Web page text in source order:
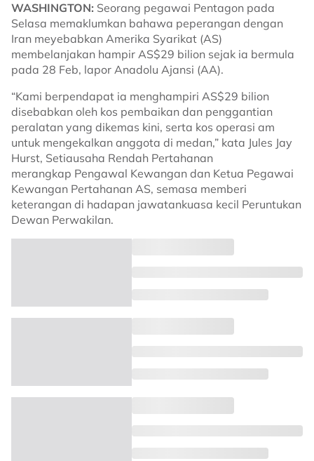
WASHINGTON: Seorang pegawai Pentagon pada
Selasa memaklumkan bahawa peperangan dengan
Iran meyebabkan Amerika Syarikat (AS)
membelanjakan hampir AS$29 bilion sejak ia bermula
pada 28 Feb, lapor Anadolu Ajansi (AA).
“Kami berpendapat ia menghampiri AS$29 bilion
disebabkan oleh kos pembaikan dan penggantian
peralatan yang dikemas kini, serta kos operasi am
untuk mengekalkan anggota di medan,” kata Jules Jay
Hurst, Setiausaha Rendah Pertahanan
merangkap Pengawal Kewangan dan Ketua Pegawai
Kewangan Pertahanan AS, semasa memberi
keterangan di hadapan jawatankuasa kecil Peruntukan
Dewan Perwakilan.